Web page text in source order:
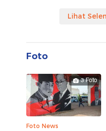
Lihat
Foto
3 Foto
Foto News